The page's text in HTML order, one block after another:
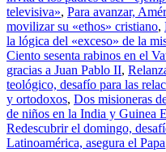
televisiva», Para avanzar,
movilizar su «ethos» cristiano,
la lógica del «exceso» de la
Ciento sesenta rabinos en el
gracias a Juan Pablo II,
teológico, desafío para las
y ortodoxos, Dos misioneras
de niños en la India y Guinea
Redescubrir el domingo,
Latinoamérica, asegura el Papa